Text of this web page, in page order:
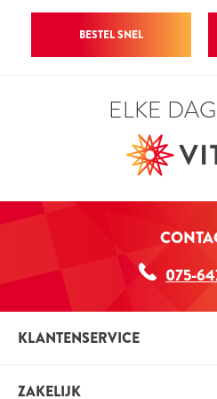
NB:
informatie gescheiden van
kantooruren bellen op 075-
BESTEL SNEL
ELKE
075-
KLANTENSERVICE
ZAKELIJK